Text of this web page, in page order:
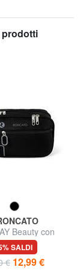
prodotti
Beauty con
SALDI
€ 12,99 €